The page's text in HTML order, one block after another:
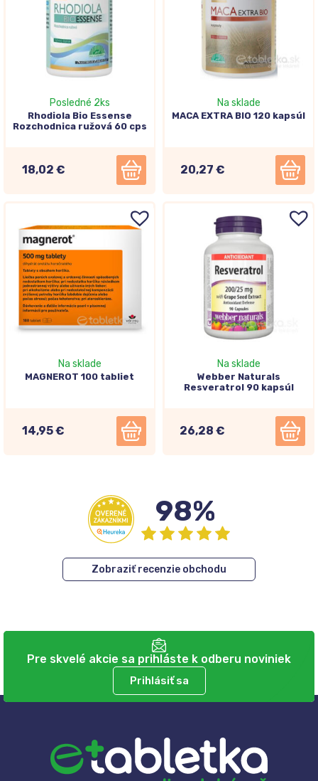
Posledné 2ks
Rhodiola Bio Essense
Rozchodnica ružová 60 cps
18,02 €
Na sklade
MACA EXTRA BIO 120 kapsúl
20,27 €
Na sklade
MAGNEROT 100 tabliet
14,95 €
Na sklade
Webber Naturals
Resveratrol 90 kapsúl
26,28 €
98%
Zobraziť recenzie obchodu
Pre skvelé akcie sa prihláste k odberu noviniek
Prihlásiť sa